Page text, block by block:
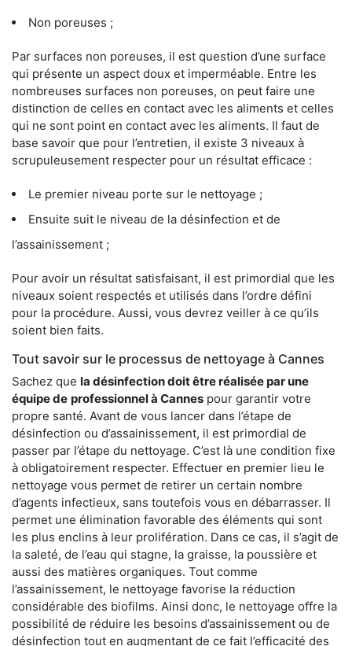
Non poreuses ;
Par surfaces non poreuses, il est question d’une surface
qui présente un aspect doux et imperméable. Entre les
nombreuses surfaces non poreuses, on peut faire une
distinction de celles en contact avec les aliments et celles
qui ne sont point en contact avec les aliments. Il faut de
base savoir que pour l’entretien, il existe 3 niveaux à
scrupuleusement respecter pour un résultat efficace :
Le premier niveau porte sur le nettoyage ;
Ensuite suit le niveau de la désinfection et de
l’assainissement ;
Pour avoir un résultat satisfaisant, il est primordial que les
niveaux soient respectés et utilisés dans l’ordre défini
pour la procédure. Aussi, vous devrez veiller à ce qu’ils
soient bien faits.
Tout savoir sur le processus de nettoyage à Cannes
Sachez que la désinfection doit être réalisée par une
équipe de professionnel à Cannes pour garantir votre
propre santé. Avant de vous lancer dans l’étape de
désinfection ou d’assainissement, il est primordial de
passer par l’étape du nettoyage. C’est là une condition fixe
à obligatoirement respecter. Effectuer en premier lieu le
nettoyage vous permet de retirer un certain nombre
d’agents infectieux, sans toutefois vous en débarrasser. Il
permet une élimination favorable des éléments qui sont
les plus enclins à leur prolifération. Dans ce cas, il s’agit de
la saleté, de l’eau qui stagne, la graisse, la poussière et
aussi des matières organiques. Tout comme
l’assainissement, le nettoyage favorise la réduction
considérable des biofilms. Ainsi donc, le nettoyage offre la
possibilité de réduire les besoins d’assainissement ou de
désinfection tout en augmentant de ce fait l’efficacité des